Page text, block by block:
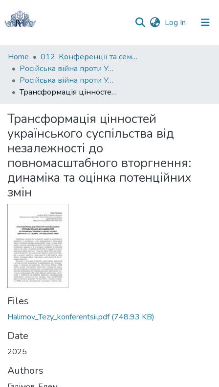
Log In (current)
Communities
&
Collections
All of DSpace
Statistics
Home
012. Конференції та семінари НаУКМА
Російська війна проти України: трансформації соціальних інституцій та практик
Російська війна проти України: трансформації соціальних інституцій та практик: збірник тез науково-практичної конференції (24 лютого — 7 березня 2025 року, м. Київ)
Трансформація цінностей українського суспільства від незалежності до повномасштабного вторгнення: динаміка та оцінка потенційних змін
Трансформація цінностей
українського суспільства від
незалежності до
повномасштабного вторгнення:
динаміка та оцінка потенційних
змін
Files
Halimov_Tezy_konferentsii.pdf(748.93 KB)
Date
2025
Authors